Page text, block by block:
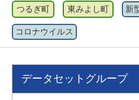
つるぎ町 東みよし町 新
コロナウイルス
データセットグループ